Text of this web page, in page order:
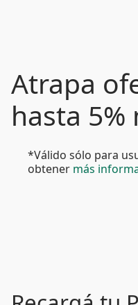
Atrapa
hasta 5%
*Válido sólo para
obtener más